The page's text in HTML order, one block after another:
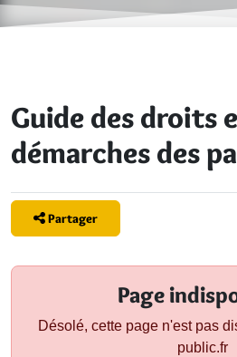
Guide des droits
démarches des
Partager
Page
Désolé, cette page n'est pas
public.fr